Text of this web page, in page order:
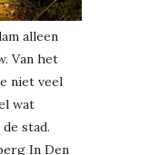
alleen
Van het
niet veel
wat
stad.
In Den